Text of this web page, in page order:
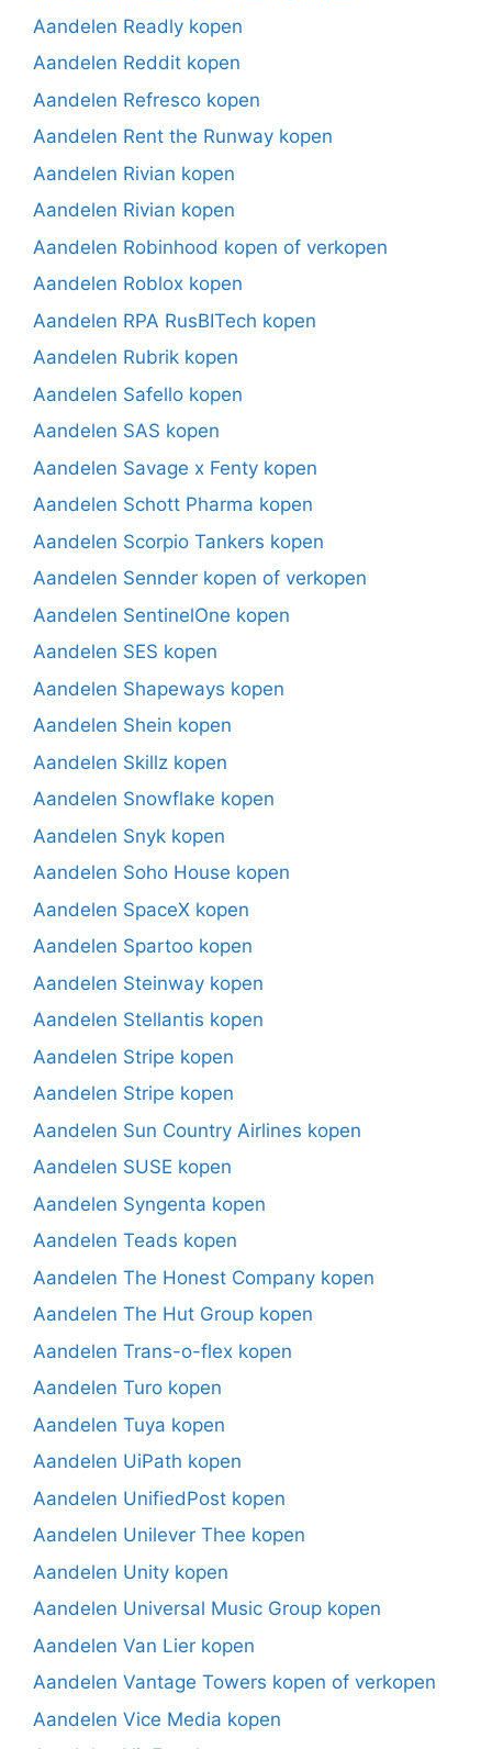
Aandelen Readly kopen
Aandelen Reddit kopen
Aandelen Refresco kopen
Aandelen Rent the Runway kopen
Aandelen Rivian kopen
Aandelen Rivian kopen
Aandelen Robinhood kopen of verkopen
Aandelen Roblox kopen
Aandelen RPA RusBITech kopen
Aandelen Rubrik kopen
Aandelen Safello kopen
Aandelen SAS kopen
Aandelen Savage x Fenty kopen
Aandelen Schott Pharma kopen
Aandelen Scorpio Tankers kopen
Aandelen Sennder kopen of verkopen
Aandelen SentinelOne kopen
Aandelen SES kopen
Aandelen Shapeways kopen
Aandelen Shein kopen
Aandelen Skillz kopen
Aandelen Snowflake kopen
Aandelen Snyk kopen
Aandelen Soho House kopen
Aandelen SpaceX kopen
Aandelen Spartoo kopen
Aandelen Steinway kopen
Aandelen Stellantis kopen
Aandelen Stripe kopen
Aandelen Stripe kopen
Aandelen Sun Country Airlines kopen
Aandelen SUSE kopen
Aandelen Syngenta kopen
Aandelen Teads kopen
Aandelen The Honest Company kopen
Aandelen The Hut Group kopen
Aandelen Trans-o-flex kopen
Aandelen Turo kopen
Aandelen Tuya kopen
Aandelen UiPath kopen
Aandelen UnifiedPost kopen
Aandelen Unilever Thee kopen
Aandelen Unity kopen
Aandelen Universal Music Group kopen
Aandelen Van Lier kopen
Aandelen Vantage Towers kopen of verkopen
Aandelen Vice Media kopen